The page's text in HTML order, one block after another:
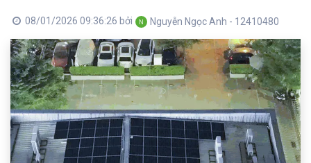
08/01/2026 09:36:26 bởi Nguyễn Ngọc Anh - 12410480